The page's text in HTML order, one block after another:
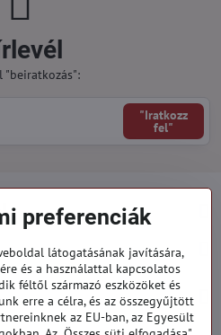
"beiratkozás":
"Iratkozz
fel"
preferenciák
látogatásának javítására,
és a használattal kapcsolatos
féltől származó eszközöket és
erre a célra, és az összegyűjtött
az EU-ban, az Egyesült